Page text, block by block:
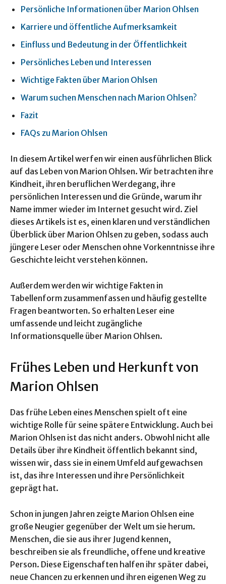
Persönliche Informationen über Marion Ohlsen
Karriere und öffentliche Aufmerksamkeit
Einfluss und Bedeutung in der Öffentlichkeit
Persönliches Leben und Interessen
Wichtige Fakten über Marion Ohlsen
Warum suchen Menschen nach Marion Ohlsen?
Fazit
FAQs zu Marion Ohlsen
In diesem Artikel werfen wir einen ausführlichen Blick
auf das Leben von Marion Ohlsen. Wir betrachten ihre
Kindheit, ihren beruflichen Werdegang, ihre
persönlichen Interessen und die Gründe, warum ihr
Name immer wieder im Internet gesucht wird. Ziel
dieses Artikels ist es, einen klaren und verständlichen
Überblick über Marion Ohlsen zu geben, sodass auch
jüngere Leser oder Menschen ohne Vorkenntnisse ihre
Geschichte leicht verstehen können.
Außerdem werden wir wichtige Fakten in
Tabellenform zusammenfassen und häufig gestellte
Fragen beantworten. So erhalten Leser eine
umfassende und leicht zugängliche
Informationsquelle über Marion Ohlsen.
Frühes Leben und Herkunft von
Marion Ohlsen
Das frühe Leben eines Menschen spielt oft eine
wichtige Rolle für seine spätere Entwicklung. Auch bei
Marion Ohlsen ist das nicht anders. Obwohl nicht alle
Details über ihre Kindheit öffentlich bekannt sind,
wissen wir, dass sie in einem Umfeld aufgewachsen
ist, das ihre Interessen und ihre Persönlichkeit
geprägt hat.
Schon in jungen Jahren zeigte Marion Ohlsen eine
große Neugier gegenüber der Welt um sie herum.
Menschen, die sie aus ihrer Jugend kennen,
beschreiben sie als freundliche, offene und kreative
Person. Diese Eigenschaften halfen ihr später dabei,
neue Chancen zu erkennen und ihren eigenen Weg zu